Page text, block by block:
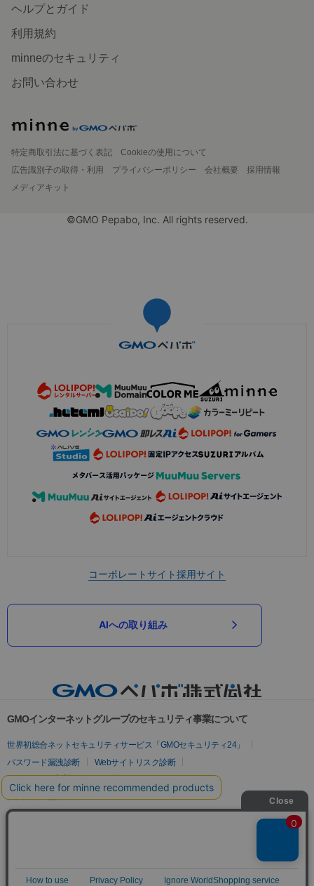
ヘルプとガイド
利用規約
minneのセキュリティ
お問い合わせ
特定商取引法に基づく表記
Cookieの使用について
広告識別子の取得・利用
プライバシーポリシー 会社概要
採用情報
メディアキット
©GMO Pepabo, Inc. All rights reserved.
コーポレートサイト採用サイト
AIへの取り組み
GMOインターネットグループのセキュリティ事業について
世界初総合ネットセキュリティサービス「GMOセキュリティ24」
パスワード漏洩診断
Webサイトリスク診断
セキュリティ相談AIチャットボット
実在証明・盗聴対策
サイバー攻撃対策（GMOサイバーセキュリティ byイエラエ）